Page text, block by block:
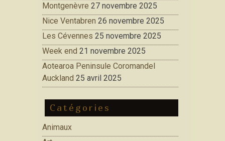
Montgenèvre 27 novembre 2025
Nice Ventabren 26 novembre 2025
Les Cévennes 25 novembre 2025
Week end 21 novembre 2025
Aotearoa Peninsule Coromandel
Auckland 25 avril 2025
Catégories
Animaux